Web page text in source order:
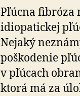
Pľúcna fibróza
idiopatickej
Nejaký
poškodenie
v pľúcach
ktorá má za